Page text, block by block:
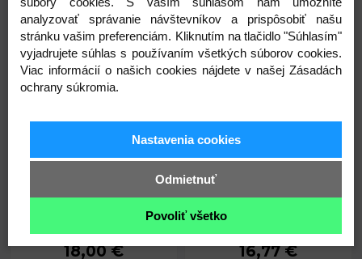
3,83
€
3,68
€
Set na korálkovanie v boxe
Priemer:
6 mm
18,00 €
Set na korálkovanie v boxe s
Priemer:
6 mm
16,77 €
analyzovať správanie návštevníkov a prispôsobiť našu
stránku vašim preferenciám. Kliknutím na tlačidlo "Súhlasím"
vyjadrujete súhlas s používaním všetkých súborov cookies.
Viac informácií o našich cookies nájdete v našej Zásadách
ochrany súkromia.
Nastavenia cookies
Odmietnuť
Povoliť všetko